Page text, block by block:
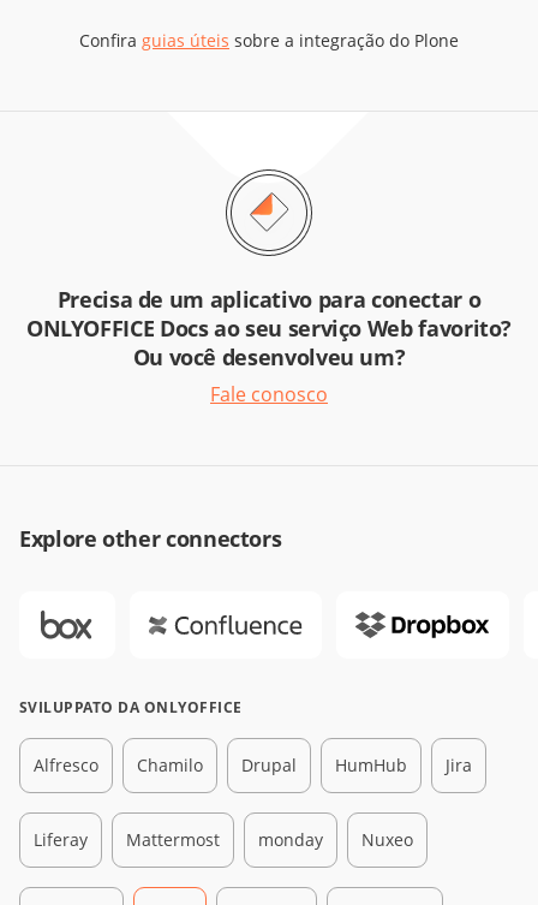
Confira guias úteis sobre a integração do Plone
Precisa de um aplicativo para conectar o
ONLYOFFICE Docs ao seu serviço Web favorito?
Ou você desenvolveu um?
Fale conosco
Explore other connectors
SVILUPPATO DA ONLYOFFICE
Alfresco Chamilo Drupal HumHub Jira
Liferay Mattermost monday Nuxeo